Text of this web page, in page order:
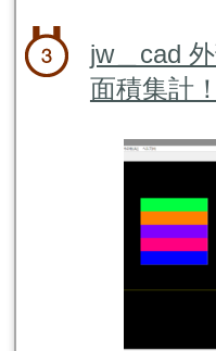
jw＿cad
面積集計！